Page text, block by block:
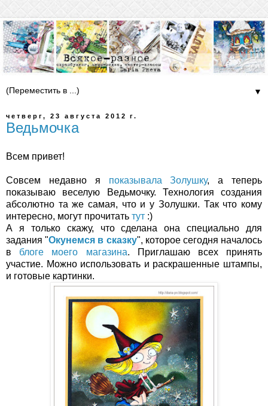
▼
четверг, 23 августа 2012 г.
Ведьмочка
Всем привет!
Совсем недавно я показывала Золушку, а теперь
показываю веселую Ведьмочку. Технология создания
абсолютно та же самая, что и у Золушки. Так что кому
интересно, могут прочитать тут :)
А я только скажу, что сделана она специально для
задания "Окунемся в сказку", которое сегодня началось
в блоге моего магазина. Приглашаю всех принять
участие. Можно использовать и раскрашенные штампы,
и готовые картинки.